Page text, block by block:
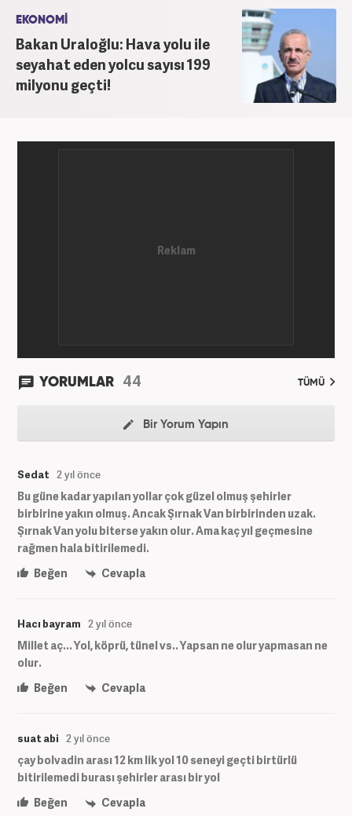
EKONOMİ
Bakan Uraloğlu: Hava yolu ile
seyahat eden yolcu sayısı 199
milyonu geçti!
YORUMLAR 44 TÜMÜ
Bir Yorum Yapın
Sedat 2 yıl önce
Bu güne kadar yapılan yollar çok güzel olmuş şehirler
birbirine yakın olmuş. Ancak Şırnak Van birbirinden uzak.
Şırnak Van yolu biterse yakın olur. Ama kaç yıl geçmesine
rağmen hala bitirilemedi.
Beğen
Cevapla
Hacı bayram 2 yıl önce
Millet aç... Yol, köprü, tünel vs.. Yapsan ne olur yapmasan ne
olur.
Beğen
Cevapla
suat abi 2 yıl önce
çay bolvadin arası 12 km lik yol 10 seneyi geçti birtürlü
bitirilemedi burası şehirler arası bir yol
Beğen
Cevapla